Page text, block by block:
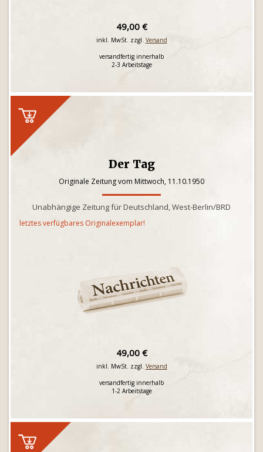
49,00 €
inkl. MwSt. zzgl. Versand
versandfertig innerhalb
2-3 Arbeitstage
Der Tag
Originale Zeitung vom Mittwoch, 11.10.1950
Unabhängige Zeitung für Deutschland, West-Berlin/BRD
letztes verfügbares Originalexemplar!
49,00 €
inkl. MwSt. zzgl. Versand
versandfertig innerhalb
1-2 Arbeitstage